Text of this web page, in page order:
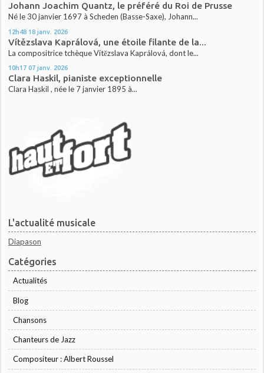
Johann Joachim Quantz, le préféré du Roi de Prusse
Né le 30 janvier 1697 à Scheden (Basse-Saxe), Johann...
12h48 18 janv. 2026
Vítězslava Kaprálová, une étoile filante de la...
La compositrice tchèque Vítězslava Kaprálová, dont le...
10h17 07 janv. 2026
Clara Haskil, pianiste exceptionnelle
Clara Haskil , née le 7 janvier 1895 à...
L'actualité musicale
Diapason
Catégories
Actualités
Blog
Chansons
Chanteurs de Jazz
Compositeur : Albert Roussel